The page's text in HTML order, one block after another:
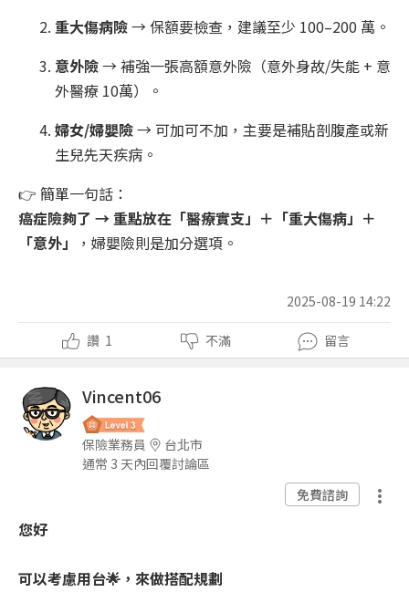
重大傷病險→ 保額要檢查，建議至少 100–200 萬。
意外險→ 補強一張高額意外險（意外身故/失能 + 意
外醫療 10萬）。
婦女/婦嬰險→ 可加可不加，主要是補貼剖腹產或新
生兒先天疾病。
👉 簡單一句話：
癌症險夠了 → 重點放在「醫療實支」＋「重大傷病」＋
「意外」
，婦嬰險則是加分選項。
2025-08-19 14:22
讚 1 不滿 留言
Vincent06
保險業務員
台北市
通常 3 天內回覆討論區
免費諮詢
您好
可以考慮用台🌟，來做搭配規劃